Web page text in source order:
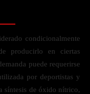
condicionalmente
producirlo en ciertas
puede requerirse
por deportistas y
síntesis de óxido nítrico,